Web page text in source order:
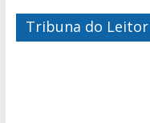
Tribuna do Leitor